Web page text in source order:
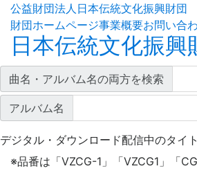
公益財団法人日本伝統文化振興財団
財団ホームページ事業概要お問い合
日本伝統文化振興
曲名・アルバム名の両方を検索
アルバム名
デジタル・ダウンロード配信中のタイ
※品番は「VZCG-1」「VZCG1」「